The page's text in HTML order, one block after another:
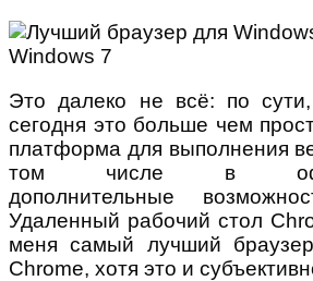
Это далеко не всё: по
сегодня это больше чем
платформа для выполнения
том числе в
дополнительные
Удаленный рабочий стол
меня самый лучший
Chrome, хотя это и